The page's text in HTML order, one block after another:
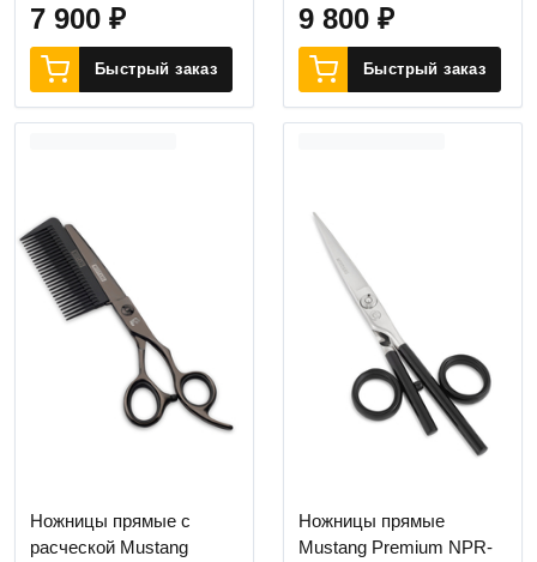
7 900 ₽
Быстрый заказ
9 800 ₽
Быстрый заказ
Ножницы прямые с
расческой Mustang
Ножницы прямые
Mustang Premium NPR-